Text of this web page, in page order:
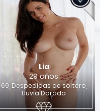
Lia
29 años
69, Despedidas de soltero,
Lluvia Dorada